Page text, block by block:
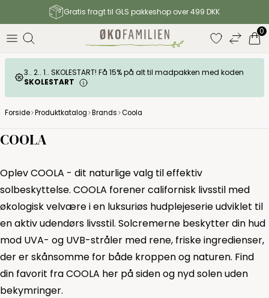
Gratis fragt til GLS pakkeshop over 499 DKK
0
3.. 2.. 1.. SKOLESTART! Få 15% på alt til madpakken med koden
SKOLESTART
Forside Produktkatalog Brands Coola
COOLA
Oplev COOLA - dit naturlige valg til effektiv
solbeskyttelse. COOLA forener californisk livsstil med
økologisk velvære i en luksuriøs hudplejeserie udviklet til
en aktiv udendørs livsstil. Solcremerne beskytter din hud
mod UVA- og UVB-stråler med rene, friske ingredienser,
der er skånsomme for både kroppen og naturen. Find
din favorit fra COOLA her på siden og nyd solen uden
bekymringer.